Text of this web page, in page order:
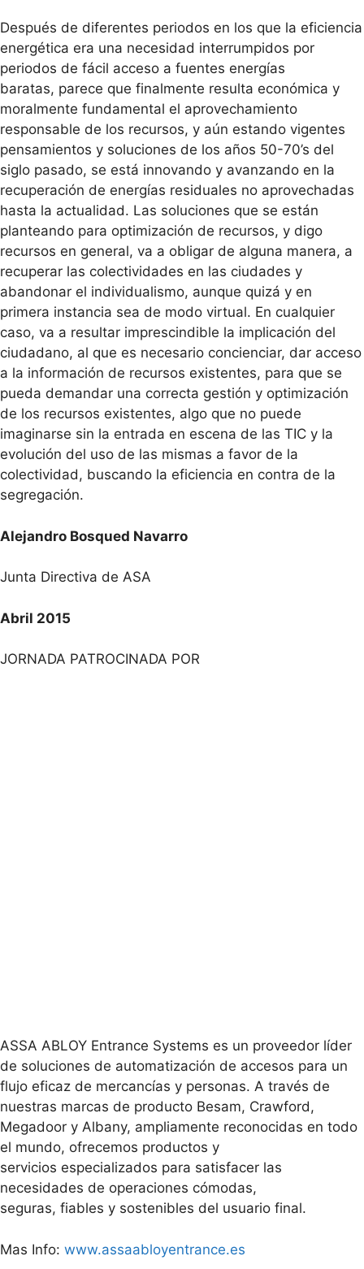
Después de diferentes periodos en los que la eficiencia
energética era una necesidad interrumpidos por
periodos de fácil acceso a fuentes energías
baratas, parece que finalmente resulta económica y
moralmente fundamental el aprovechamiento
responsable de los recursos, y aún estando vigentes
pensamientos y soluciones de los años 50-70’s del
siglo pasado, se está innovando y avanzando en la
recuperación de energías residuales no aprovechadas
hasta la actualidad. Las soluciones que se están
planteando para optimización de recursos, y digo
recursos en general, va a obligar de alguna manera, a
recuperar las colectividades en las ciudades y
abandonar el individualismo, aunque quizá y en
primera instancia sea de modo virtual. En cualquier
caso, va a resultar imprescindible la implicación del
ciudadano, al que es necesario concienciar, dar acceso
a la información de recursos existentes, para que se
pueda demandar una correcta gestión y optimización
de los recursos existentes, algo que no puede
imaginarse sin la entrada en escena de las TIC y la
evolución del uso de las mismas a favor de la
colectividad, buscando la eficiencia en contra de la
segregación.
Alejandro Bosqued Navarro
Junta Directiva de ASA
Abril 2015
JORNADA PATROCINADA POR
ASSA ABLOY Entrance Systems es un proveedor líder
de soluciones de automatización de accesos para un
flujo eficaz de mercancías y personas. A través de
nuestras marcas de producto Besam, Crawford,
Megadoor y Albany, ampliamente reconocidas en todo
el mundo, ofrecemos productos y
servicios especializados para satisfacer las
necesidades de operaciones cómodas,
seguras, fiables y sostenibles del usuario final.
Mas Info: www.assaabloyentrance.es